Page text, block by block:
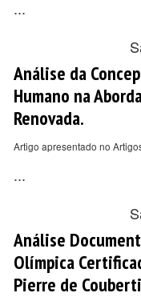
...
Análise da
Humano na
Renovada.
Artigo apresentado no
...
Análise
Olímpica
Pierre de